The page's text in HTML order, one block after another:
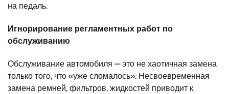
на педаль.
Игнорирование регламентных работ по
обслуживанию
Обслуживание автомобиля — это не хаотичная замена
только того, что «уже сломалось». Несвоевременная
замена ремней, фильтров, жидкостей приводит к